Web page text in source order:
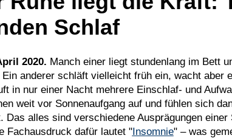
Schlaf
2020. Manch einer liegt stundenlang im Bett
anderer schläft vielleicht früh ein, wacht aber
in nur einer Nacht mehrere Einschlaf- und
weit vor Sonnenaufgang auf und fühlen sich
Das alles sind verschiedene Ausprägungen
Fachausdruck dafür lautet "Insomnie" – was